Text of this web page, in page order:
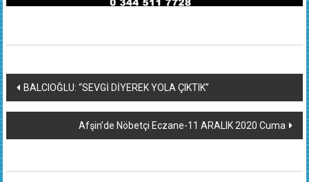
Yazı
dolaşımı
BALCIOĞLU: “SEVGİ DİYEREK YOLA ÇIKTIK”
Afşin’de Nöbetçi Eczane-11 ARALIK 2020 Cuma